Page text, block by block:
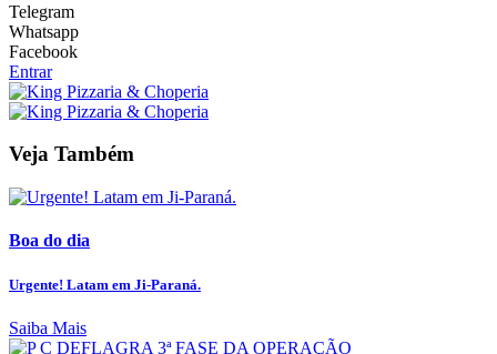
Telegram
Whatsapp
Facebook
Entrar
Veja Também
Boa do dia
Urgente! Latam em Ji-Paraná.
Saiba Mais